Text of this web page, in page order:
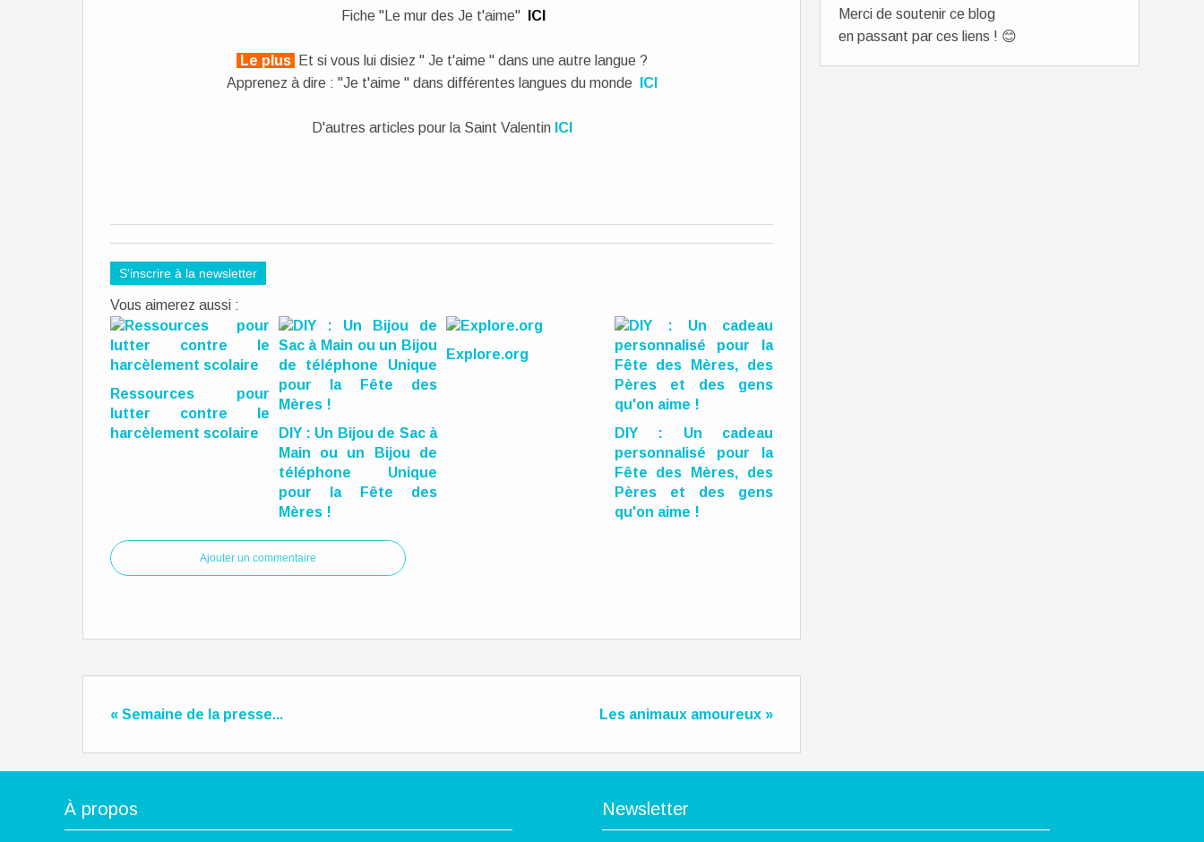
Merci de soutenir ce blog
en passant par ces liens ! 😊
Fiche "Le mur des Je t'aime" ICI
Le plus
Et si vous lui disiez " Je t'aime " dans une autre langue ?
Apprenez à dire : "Je t'aime " dans différentes langues du monde
ICI
D'autres articles pour la Saint Valentin ICI
S'inscrire à la newsletter
Vous aimerez aussi :
Ressources pour
lutter contre le
harcèlement scolaire
DIY : Un Bijou de Sac à
Main ou un Bijou de
téléphone Unique
pour la Fête des
Mères !
Explore.org
DIY : Un cadeau
personnalisé pour la
Fête des Mères, des
Pères et des gens
qu'on aime !
Ajouter un commentaire
« Semaine de la presse... Les animaux amoureux »
À propos Newsletter